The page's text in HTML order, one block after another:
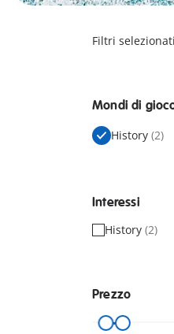
Filtri
Mondi di
History (2)
Interessi
History (2)
Prezzo